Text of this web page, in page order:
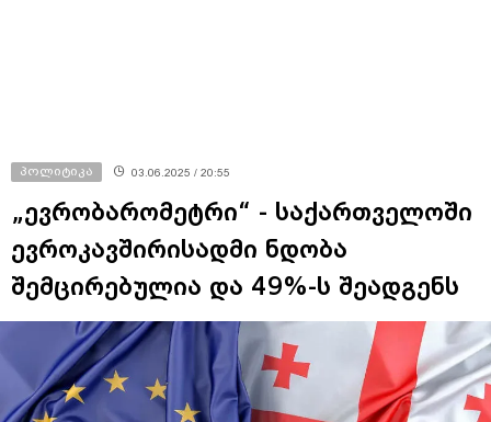
პოლიტიკა 03.06.2025 / 20:55
„ევრობარომეტრი“ - საქართველოში
ევროკავშირისადმი ნდობა
შემცირებულია და 49%-ს შეადგენს